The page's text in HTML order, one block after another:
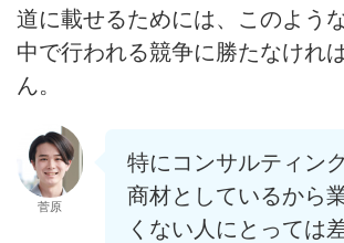
道に載せるためには、このよう
中で行われる競争に勝たなけれ
ん。
菅原
特にコンサルティン
商材としているから
くない人にとっては